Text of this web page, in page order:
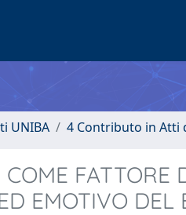
UNIBA 4 Contributo in Atti
FATTORE
EMOTIVO DEL